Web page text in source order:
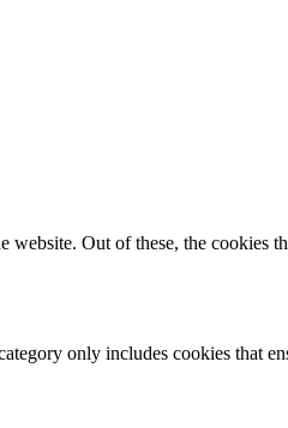
Out of these, the cookies
only includes cookies that